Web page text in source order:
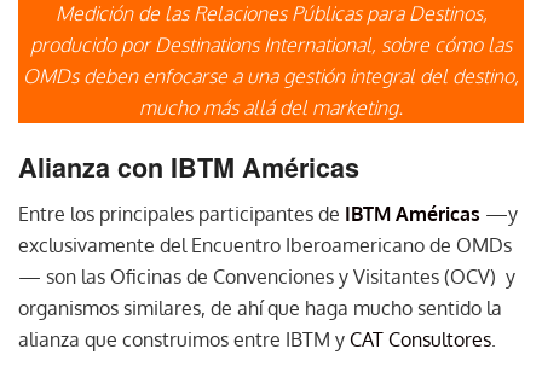
Medición de las Relaciones Públicas para Destinos,
producido por Destinations International, sobre cómo las
OMDs deben enfocarse a una gestión integral del destino,
mucho más allá del marketing.
Alianza con IBTM Américas
Entre los principales participantes de IBTM Américas —y
exclusivamente del Encuentro Iberoamericano de OMDs
— son las Oficinas de Convenciones y Visitantes (OCV) y
organismos similares, de ahí que haga mucho sentido la
alianza que construimos entre IBTM y CAT Consultores.